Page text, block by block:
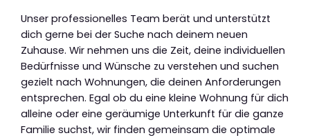
Unser professionelles Team berät und unterstützt
dich gerne bei der Suche nach deinem neuen
Zuhause. Wir nehmen uns die Zeit, deine individuellen
Bedürfnisse und Wünsche zu verstehen und suchen
gezielt nach Wohnungen, die deinen Anforderungen
entsprechen. Egal ob du eine kleine Wohnung für dich
alleine oder eine geräumige Unterkunft für die ganze
Familie suchst, wir finden gemeinsam die optimale